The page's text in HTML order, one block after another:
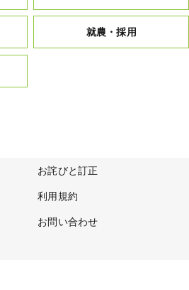
就農・採用
お詫びと訂正
利用規約
お問い合わせ